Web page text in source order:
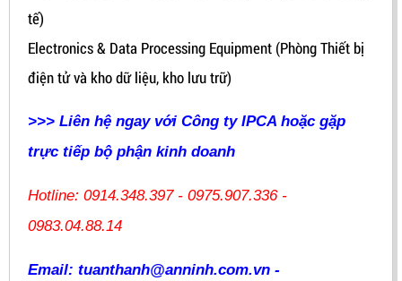
tế)
Electronics & Data Processing Equipment (Phòng Thiết bị
điện tử và kho dữ liệu, kho lưu trữ)
>>> Liên hệ ngay với Công ty IPCA hoặc gặp
trực tiếp bộ phận kinh doanh
Hotline: 0914.348.397 - 0975.907.336 -
0983.04.88.14
Email: tuanthanh@anninh.com.vn -